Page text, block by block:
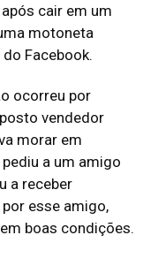
cair em um
motoneta
Facebook.
ocorreu por
vendedor
morar em
a um amigo
a receber
esse amigo,
boas condições.